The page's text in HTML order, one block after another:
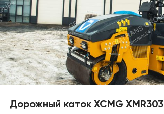
Дорожный каток XCMG XMR303